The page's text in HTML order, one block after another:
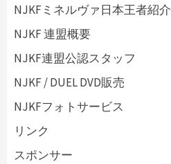
NJKFミネルヴァ日本王者紹介
NJKF 連盟概要
NJKF連盟公認スタッフ
NJKF / DUEL DVD販売
NJKFフォトサービス
リンク
スポンサー